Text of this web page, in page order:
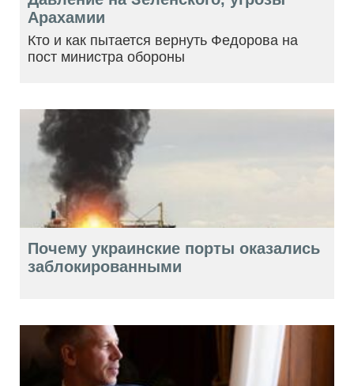
Арахамии
Кто и как пытается вернуть Федорова на
пост министра обороны
Почему украинские порты оказались
заблокированными